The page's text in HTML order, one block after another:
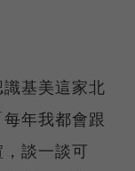
基美這家北
年我都會跟
談一談可